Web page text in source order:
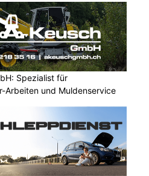
Spezialist für
Arbeiten und Muldenservice